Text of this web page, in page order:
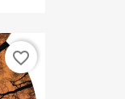
favorite_border